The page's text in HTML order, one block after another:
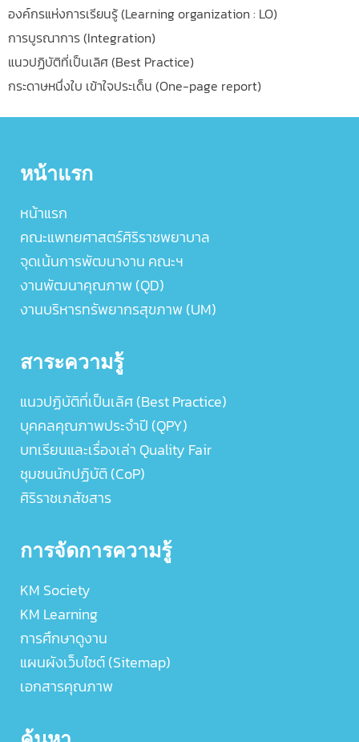
องค์กรแห่งการเรียนรู้ (Learning organization : LO)
การบูรณาการ (Integration)
แนวปฏิบัติที่เป็นเลิศ (Best Practice)
กระดาษหนึ่งใบ เข้าใจประเด็น (One-page report)
หน้าแรก
หน้าแรก
คณะแพทยศาสตร์ศิริราชพยาบาล
จุดเน้นการพัฒนางาน คณะฯ
งานพัฒนาคุณภาพ (QD)
งานบริหารทรัพยากรสุขภาพ (UM)
สาระความรู้
แนวปฏิบัติที่เป็นเลิศ (Best Practice)
บุคคลคุณภาพประจำปี (QPY)
บทเรียนและเรื่องเล่า Quality Fair
ชุมชนนักปฏิบัติ (CoP)
ศิริราชเภสัชสาร
การจัดการความรู้
KM Society
KM Learning
การศึกษาดูงาน
แผนผังเว็บไซต์ (Sitemap)
เอกสารคุณภาพ